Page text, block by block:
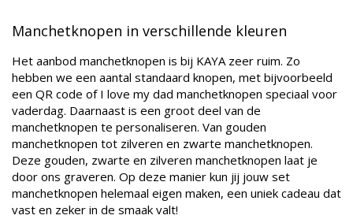
Manchetknopen in verschillende kleuren
Het aanbod manchetknopen is bij KAYA zeer ruim. Zo
hebben we een aantal standaard knopen, met bijvoorbeeld
een QR code of I love my dad manchetknopen speciaal voor
vaderdag. Daarnaast is een groot deel van de
manchetknopen te personaliseren. Van gouden
manchetknopen tot zilveren en zwarte manchetknopen.
Deze gouden, zwarte en zilveren manchetknopen laat je
door ons graveren. Op deze manier kun jij jouw set
manchetknopen helemaal eigen maken, een uniek cadeau dat
vast en zeker in de smaak valt!